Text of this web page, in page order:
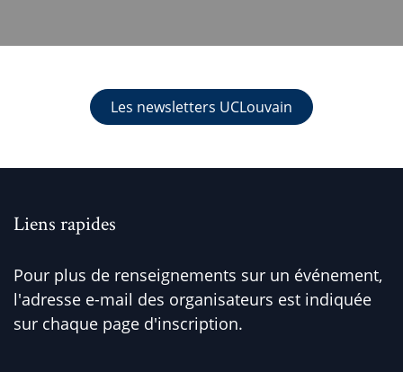
Les newsletters UCLouvain
Liens rapides
Pour plus de renseignements sur un événement,
l'adresse e-mail des organisateurs est indiquée
sur chaque page d'inscription.